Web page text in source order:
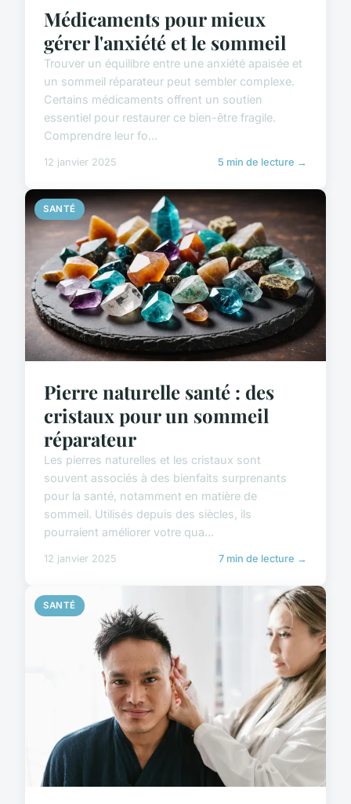
Médicaments pour mieux
gérer l'anxiété et le sommeil
Trouver un équilibre entre une anxiété apaisée et
un sommeil réparateur peut sembler complexe.
Certains médicaments offrent un soutien
essentiel pour restaurer ce bien-être fragile.
Comprendre leur fo...
12 janvier 2025 5 min de lecture →
SANTÉ
Pierre naturelle santé : des
cristaux pour un sommeil
réparateur
Les pierres naturelles et les cristaux sont
souvent associés à des bienfaits surprenants
pour la santé, notamment en matière de
sommeil. Utilisés depuis des siècles, ils
pourraient améliorer votre qua...
12 janvier 2025 7 min de lecture →
SANTÉ